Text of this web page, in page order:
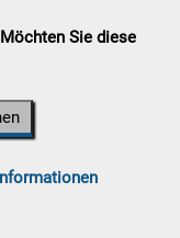
Sie diese